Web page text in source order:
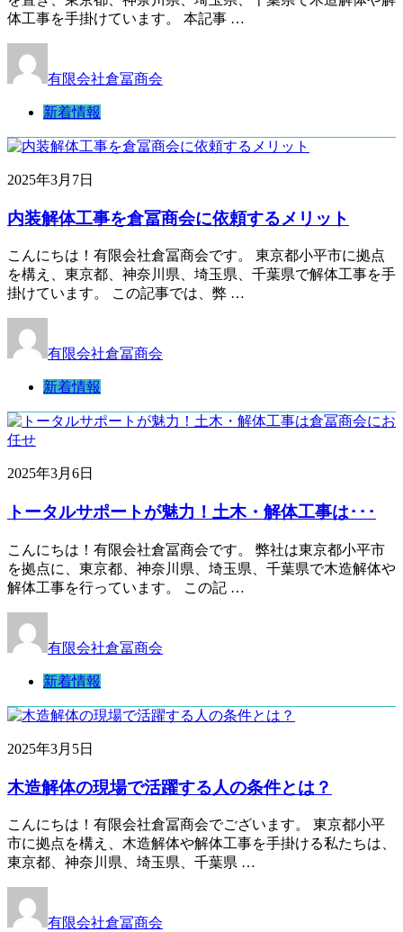
体工事を手掛けています。 本記事 …
有限会社倉冨商会
新着情報
2025年3月7日
内装解体工事を倉冨商会に依頼するメリット
こんにちは！有限会社倉冨商会です。 東京都小平市に拠点
を構え、東京都、神奈川県、埼玉県、千葉県で解体工事を手
掛けています。 この記事では、弊 …
有限会社倉冨商会
新着情報
2025年3月6日
トータルサポートが魅力！土木・解体工事は･･･
こんにちは！有限会社倉冨商会です。 弊社は東京都小平市
を拠点に、東京都、神奈川県、埼玉県、千葉県で木造解体や
解体工事を行っています。 この記 …
有限会社倉冨商会
新着情報
2025年3月5日
木造解体の現場で活躍する人の条件とは？
こんにちは！有限会社倉冨商会でございます。 東京都小平
市に拠点を構え、木造解体や解体工事を手掛ける私たちは、
東京都、神奈川県、埼玉県、千葉県 …
有限会社倉冨商会